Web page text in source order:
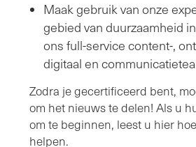
Maak gebruik van onze
gebied van duurzaamheid
ons full-service content-,
digitaal en
Zodra je gecertificeerd bent,
om het nieuws te delen! Als u
om te beginnen, leest u hier
helpen.